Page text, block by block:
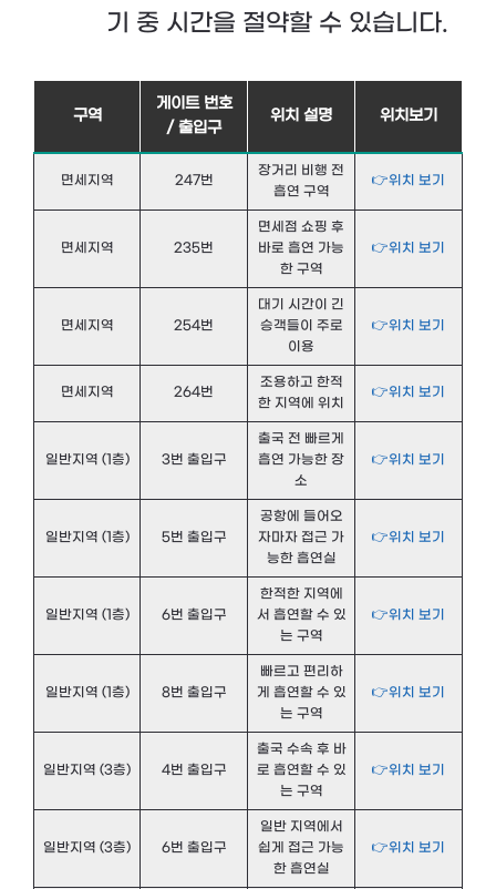
기 중 시간을 절약할 수 있습니다.
구역
게이트 번호
/ 출입구
위치 설명 위치보기
면세지역 247번
장거리 비행 전
흡연 구역
👉위치 보기
면세지역 235번
면세점 쇼핑 후
바로 흡연 가능
한 구역
👉위치 보기
면세지역 254번
대기 시간이 긴
승객들이 주로
이용
👉위치 보기
면세지역 264번
조용하고 한적
한 지역에 위치
👉위치 보기
일반지역 (1층) 3번 출입구
출국 전 빠르게
흡연 가능한 장
소
👉위치 보기
일반지역 (1층) 5번 출입구
공항에 들어오
자마자 접근 가
능한 흡연실
👉위치 보기
일반지역 (1층) 6번 출입구
한적한 지역에
서 흡연할 수 있
는 구역
👉위치 보기
일반지역 (1층) 8번 출입구
빠르고 편리하
게 흡연할 수 있
는 구역
👉위치 보기
일반지역 (3층) 4번 출입구
출국 수속 후 바
로 흡연할 수 있
는 구역
👉위치 보기
일반지역 (3층) 6번 출입구
일반 지역에서
쉽게 접근 가능
한 흡연실
👉위치 보기